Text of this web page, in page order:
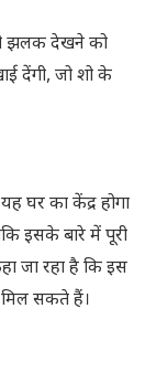
झलक देखने को
देंगी, जो शो के
यह घर का केंद्र होगा
इसके बारे में पूरी
जा रहा है कि इस
सकते हैं।